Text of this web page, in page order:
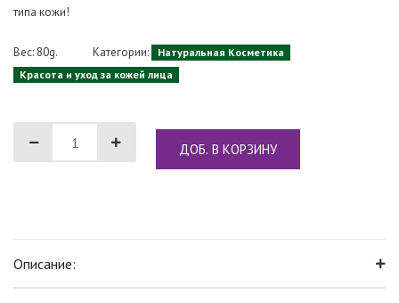
типа кожи!
Вес: 80g. Категории:
Натуральная Косметика
Красота и уход за кожей лица
ДОБ. В КОРЗИНУ
Описание: